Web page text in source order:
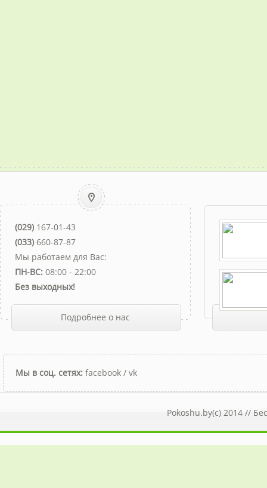
(029) 167-01-43
(033) 660-87-87
Мы работаем для Вас:
ПН-ВС: 08:00 - 22:00
Без выходных!
Подробнее о нас
Мы в соц. сетях: facebook / vk
Pokoshu.by(c) 2014 //